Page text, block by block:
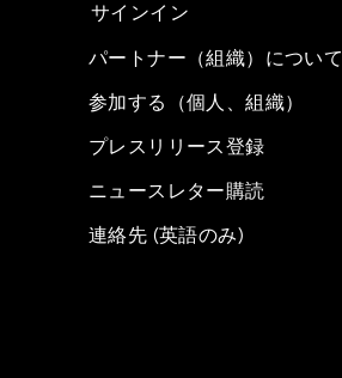
サインイン
パートナー（組織）について
参加する（個人、組織）
プレスリリース登録
ニュースレター購読
連絡先 (英語のみ)